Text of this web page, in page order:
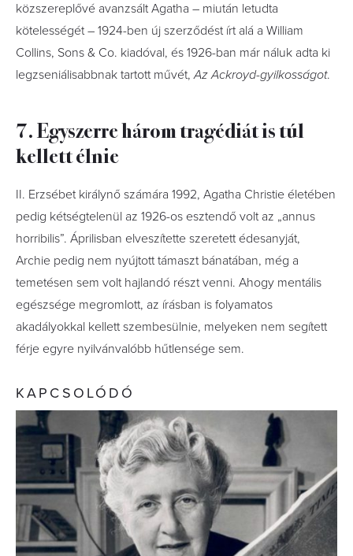
közszereplővé avanzsált Agatha – miután letudta
kötelességét – 1924-ben új szerződést írt alá a William
Collins, Sons & Co. kiadóval, és 1926-ban már náluk adta ki
legzseniálisabbnak tartott művét,Az Ackroyd-gyilkosságot.
7. Egyszerre három tragédiát is túl
kellett élnie
II. Erzsébet királynő számára 1992, Agatha Christie életében
pedig kétségtelenül az 1926-os esztendő volt az „annus
horribilis”. Áprilisban elveszítette szeretett édesanyját,
Archie pedig nem nyújtott támaszt bánatában, még a
temetésen sem volt hajlandó részt venni. Ahogy mentális
egészsége megromlott, az írásban is folyamatos
akadályokkal kellett szembesülnie, melyeken nem segített
férje egyre nyilvánvalóbb hűtlensége sem.
KAPCSOLÓDÓ